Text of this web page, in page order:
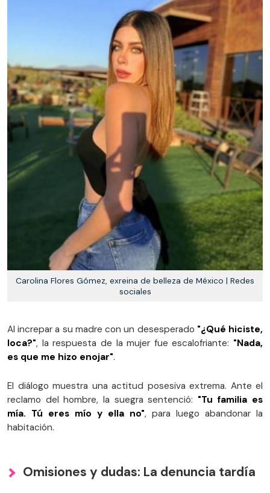
Carolina Flores Gómez, exreina de belleza de México | Redes
sociales
Al increpar a su madre con un desesperado "¿Qué hiciste,
loca?", la respuesta de la mujer fue escalofriante: "Nada,
es que me hizo enojar".
El diálogo muestra una actitud posesiva extrema. Ante el
reclamo del hombre, la suegra sentenció: "Tu familia es
mía. Tú eres mío y ella no", para luego abandonar la
habitación.
Omisiones y dudas: La denuncia tardía